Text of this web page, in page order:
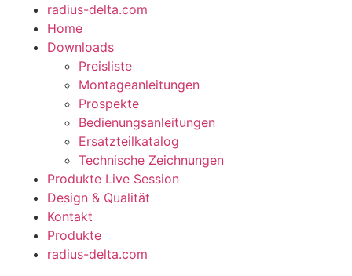
radius-delta.com
Home
Downloads
Preisliste
Montageanleitungen
Prospekte
Bedienungsanleitungen
Ersatzteilkatalog
Technische Zeichnungen
Produkte Live Session
Design & Qualität
Kontakt
Produkte
radius-delta.com